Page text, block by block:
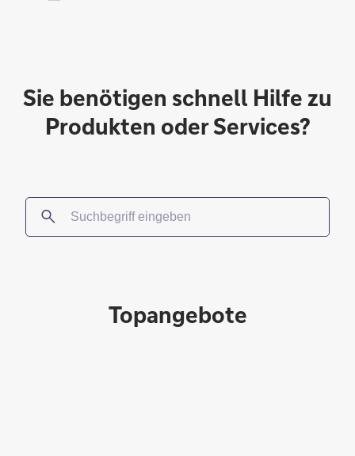
Sie benötigen schnell Hilfe zu
Produkten oder Services?
Topangebote